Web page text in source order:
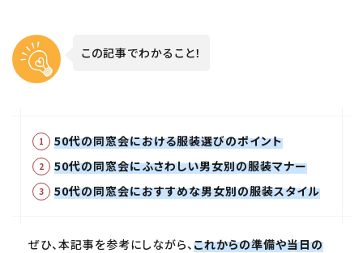
この記事でわかること！
50代の同窓会における服装選びのポイント
50代の同窓会にふさわしい男女別の服装マナー
50代の同窓会におすすめな男女別の服装スタイル
ぜひ、本記事を参考にしながら、これからの準備や当日の